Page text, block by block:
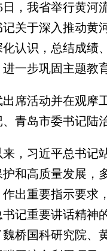
，我省举行黄河
关于深入推动黄
认识，总结成绩
一步巩固主题教
活动并在观摩
青岛市委书记陆
习近平总书记站
和高质量发展，
出重要指示要求
记重要讲话精神
桥国科研究院、